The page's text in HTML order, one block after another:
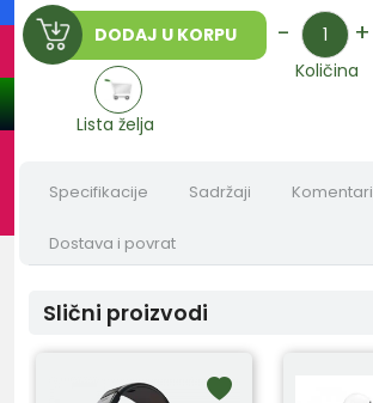
DODAJ U KORPU - Količina +
Količina
Lista želja
Specifikacije Sadržaji Komentari
Dostava i povrat
Slični proizvodi